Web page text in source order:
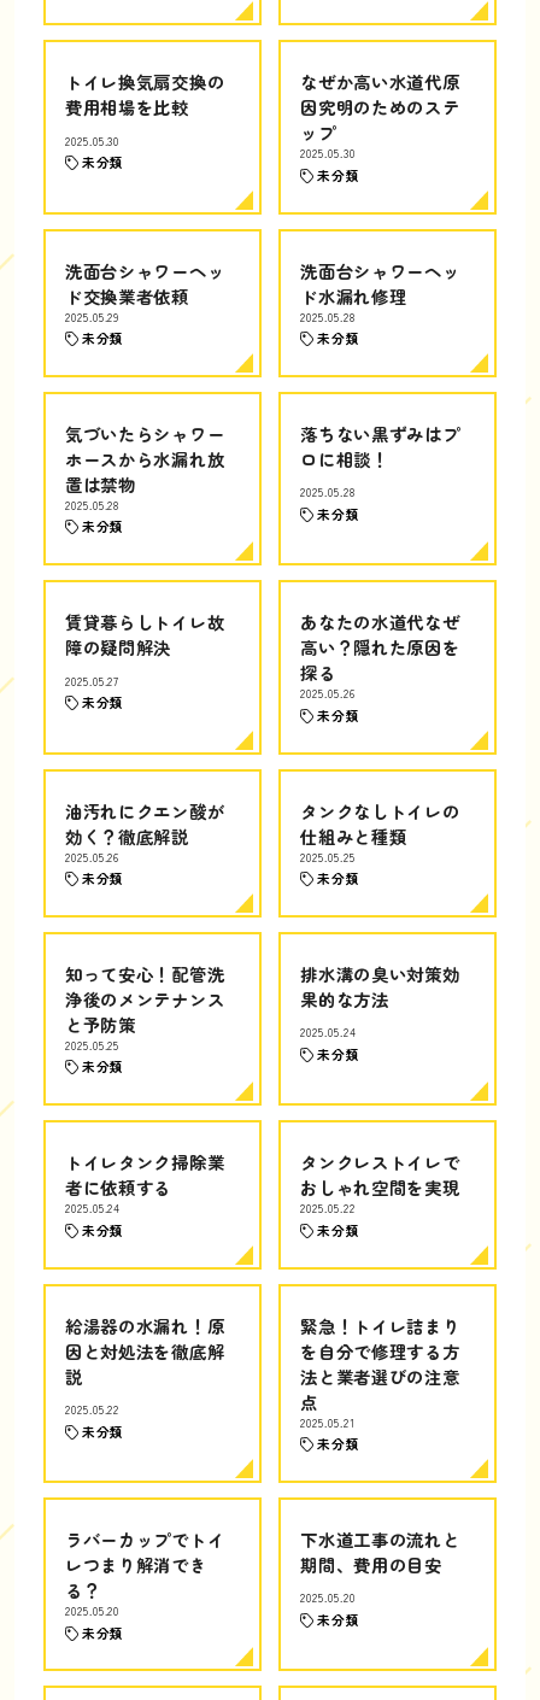
トイレ換気扇交換の
費用相場を比較
2025.05.30
未分類
なぜか高い水道代原
因究明のためのステ
ップ
2025.05.30
未分類
洗面台シャワーヘッ
ド交換業者依頼
2025.05.29
未分類
洗面台シャワーヘッ
ド水漏れ修理
2025.05.28
未分類
気づいたらシャワー
ホースから水漏れ放
置は禁物
2025.05.28
未分類
落ちない黒ずみはプ
ロに相談！
2025.05.28
未分類
賃貸暮らしトイレ故
障の疑問解決
2025.05.27
未分類
あなたの水道代なぜ
高い？隠れた原因を
探る
2025.05.26
未分類
油汚れにクエン酸が
効く？徹底解説
2025.05.26
未分類
タンクなしトイレの
仕組みと種類
2025.05.25
未分類
知って安心！配管洗
浄後のメンテナンス
と予防策
2025.05.25
未分類
排水溝の臭い対策効
果的な方法
2025.05.24
未分類
トイレタンク掃除業
者に依頼する
2025.05.24
未分類
タンクレストイレで
おしゃれ空間を実現
2025.05.22
未分類
給湯器の水漏れ！原
因と対処法を徹底解
説
2025.05.22
未分類
緊急！トイレ詰まり
を自分で修理する方
法と業者選びの注意
点
2025.05.21
未分類
ラバーカップでトイ
レつまり解消でき
る？
2025.05.20
未分類
下水道工事の流れと
期間、費用の目安
2025.05.20
未分類